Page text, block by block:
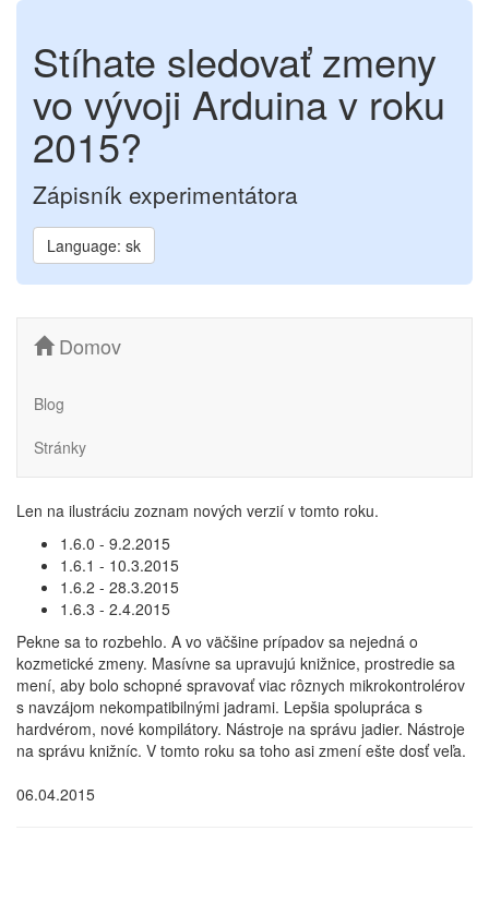
Stíhate sledovať zmeny
vo vývoji Arduina v roku
2015?
Zápisník experimentátora
Language: sk
Domov
Blog
Stránky
Len na ilustráciu zoznam nových verzií v tomto roku.
1.6.0 - 9.2.2015
1.6.1 - 10.3.2015
1.6.2 - 28.3.2015
1.6.3 - 2.4.2015
Pekne sa to rozbehlo. A vo väčšine prípadov sa nejedná o
kozmetické zmeny. Masívne sa upravujú knižnice, prostredie sa
mení, aby bolo schopné spravovať viac rôznych mikrokontrolérov
s navzájom nekompatibilnými jadrami. Lepšia spolupráca s
hardvérom, nové kompilátory. Nástroje na správu jadier. Nástroje
na správu knižníc. V tomto roku sa toho asi zmení ešte dosť veľa.
06.04.2015